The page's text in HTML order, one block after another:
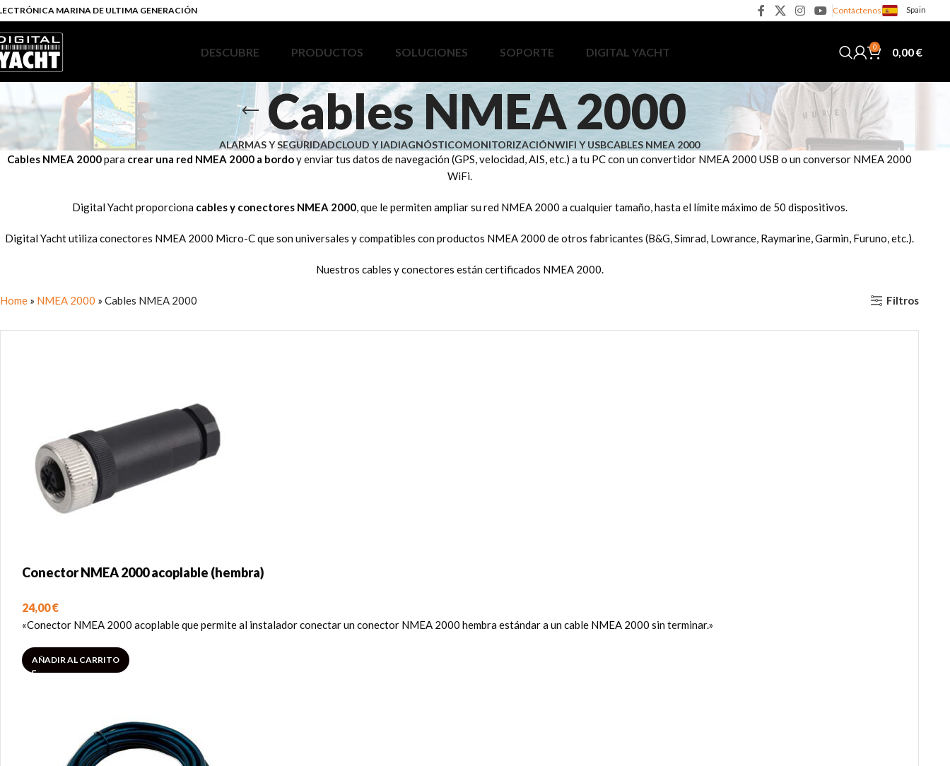
MARINA DE ULTIMA GENERACIÓN Contáctenos Spain
DESCUBRE PRODUCTOS SOLUCIONES SOPORTE DIGITAL YACHT 0 0,00€
Cables NMEA 2000
ALARMAS Y SEGURIDADCLOUD Y IADIAGNÓSTICOMONITORIZACIÓNWIFI Y USBCABLES NMEA 2000
Cables NMEA 2000para crear una red NMEA 2000 a bordoy enviar tus datos de navegación (GPS, velocidad, AIS, etc.) a tu PC con un convertidor NMEA 2000 USB o un conversor NMEA 2000
WiFi.
Digital Yacht proporciona cables y conectores NMEA 2000, que le permiten ampliar su red NMEA 2000 a cualquier tamaño, hasta el límite máximo de 50 dispositivos.
Digital Yacht utiliza conectores NMEA 2000 Micro-C que son universales y compatibles con productos NMEA 2000 de otros fabricantes (B&G, Simrad, Lowrance, Raymarine, Garmin, Furuno, etc.).
Nuestros cables y conectores están certificados NMEA 2000.
Home » NMEA 2000 » Cables NMEA 2000 Filtros
Conector NMEA 2000 acoplable (hembra)
24,00€
«Conector NMEA 2000 acoplable que permite al instalador conectar un conector NMEA 2000 hembra estándar a un cable NMEA 2000 sin terminar.»
AÑADIR AL CARRITO